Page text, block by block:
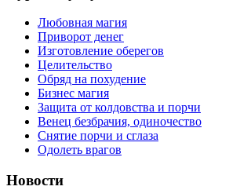
Любовная магия
Приворот денег
Изготовление оберегов
Целительство
Обряд на похудение
Бизнес магия
Защита от колдовства и порчи
Венец безбрачия, одиночество
Снятие порчи и сглаза
Одолеть врагов
Новости